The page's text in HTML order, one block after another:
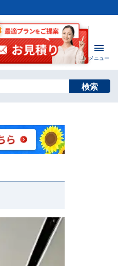
メニュー
検索